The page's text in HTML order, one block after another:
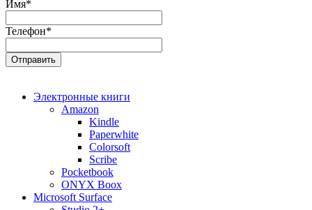
Имя*
Телефон*
Электронные книги
Amazon
Kindle
Paperwhite
Colorsoft
Scribe
Pocketbook
ONYX Boox
Microsoft Surface